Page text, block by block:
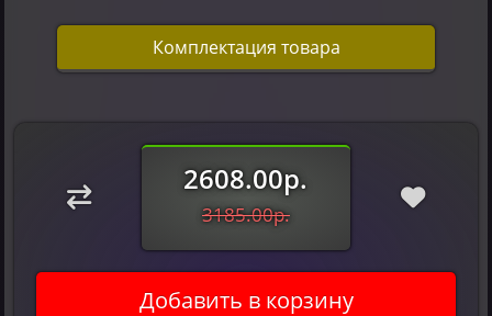
Комплектация товара
2608.00р.
3185.00р.
Добавить в корзину